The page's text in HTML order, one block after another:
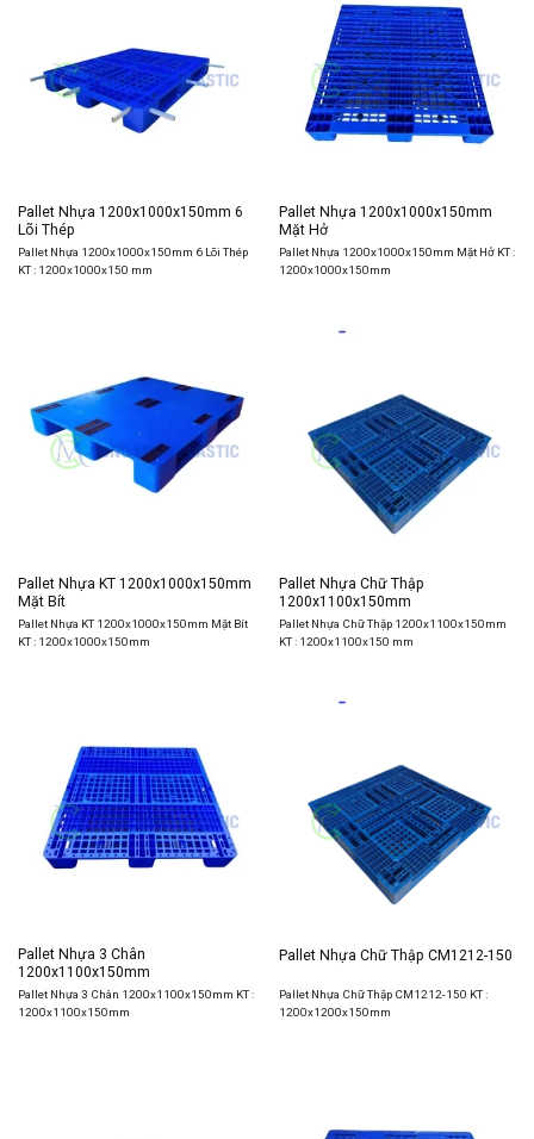
Pallet Nhựa 1200x1000x150mm 6
Lõi Thép
Pallet Nhựa 1200x1000x150mm 6 Lõi Thép
KT : 1200x1000x150 mm
Pallet Nhựa 1200x1000x150mm
Mặt Hở
Pallet Nhựa 1200x1000x150mm Mặt Hở KT :
1200x1000x150mm
Pallet Nhựa KT 1200x1000x150mm
Mặt Bít
Pallet Nhựa KT 1200x1000x150mm Mặt Bít
KT : 1200x1000x150mm
Pallet Nhựa Chữ Thập
1200x1100x150mm
Pallet Nhựa Chữ Thập 1200x1100x150mm
KT : 1200x1100x150 mm
Pallet Nhựa 3 Chân
1200x1100x150mm
Pallet Nhựa 3 Chân 1200x1100x150mm KT :
1200x1100x150mm
Pallet Nhựa Chữ Thập CM1212-150
Pallet Nhựa Chữ Thập CM1212-150 KT :
1200x1200x150mm